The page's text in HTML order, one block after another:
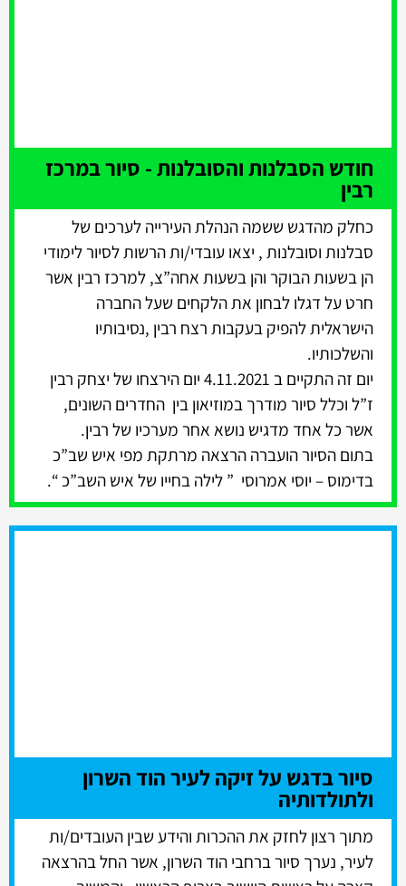
חודש הסבלנות והסובלנות - סיור במרכז
רבין
כחלק מהדגש ששמה הנהלת העירייה לערכים של
סבלנות וסובלנות , יצאו עובדי/ות הרשות לסיור לימודי
הן בשעות הבוקר והן בשעות אחה”צ, למרכז רבין אשר
חרט על דגלו לבחון את הלקחים שעל החברה
הישראלית להפיק בעקבות רצח רבין ,נסיבותיו
והשלכותיו.
יום זה התקיים ב 4.11.2021 יום הירצחו של יצחק רבין
ז”ל וכלל סיור מודרך במוזיאון בין החדרים השונים,
אשר כל אחד מדגיש נושא אחר מערכיו של רבין.
בתום הסיור הועברה הרצאה מרתקת מפי איש שב”כ
בדימוס – יוסי אמרוסי ” לילה בחייו של איש השב”כ “.
סיור בדגש על זיקה לעיר הוד השרון
ולתולדותיה
מתוך רצון לחזק את ההכרות והידע שבין העובדים/ות
לעיר, נערך סיור ברחבי הוד השרון, אשר החל בהרצאה